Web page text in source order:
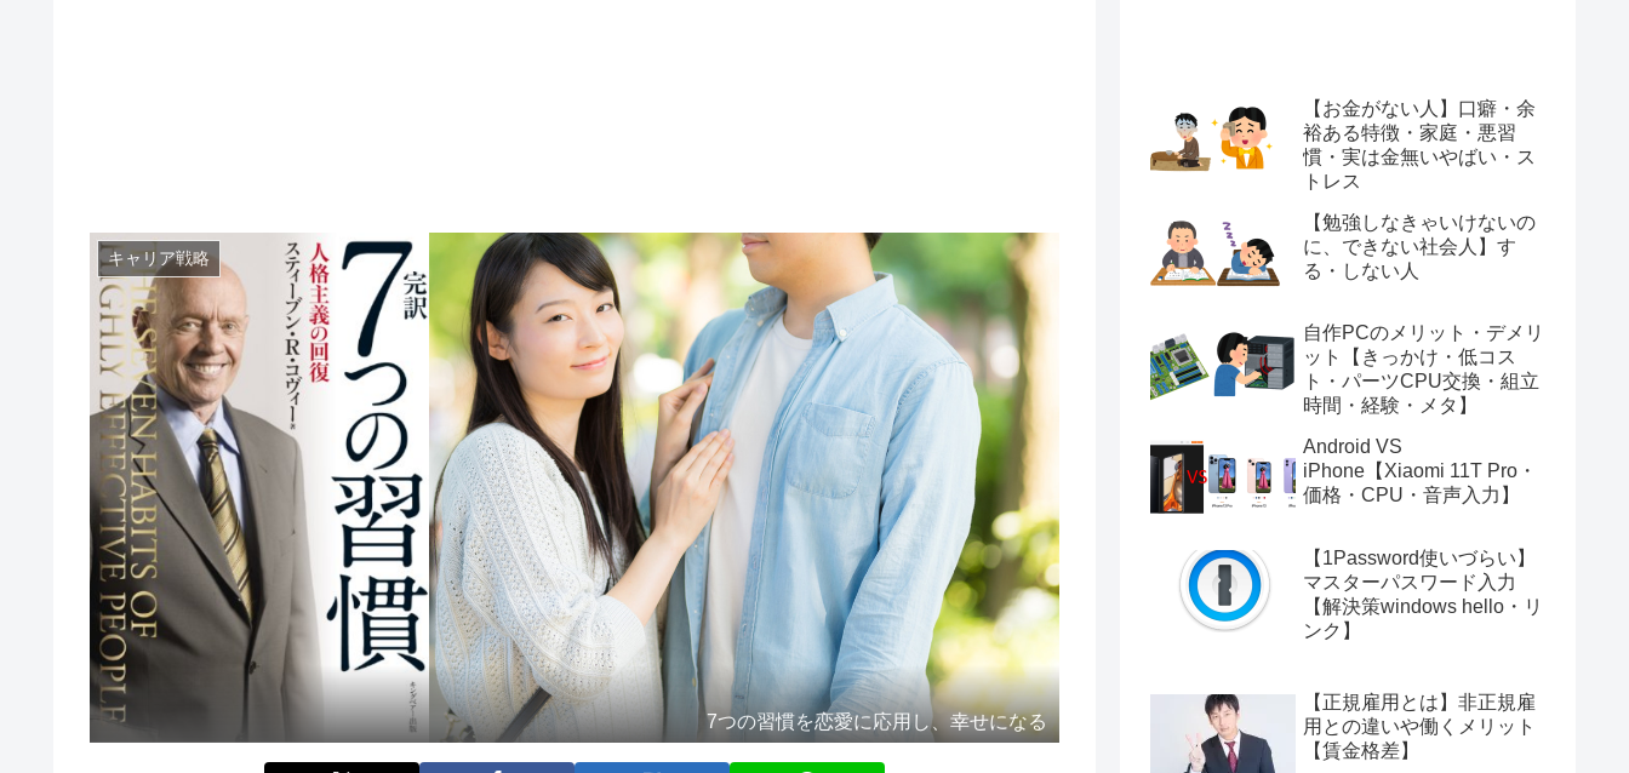
キャリア戦略
7つの習慣を恋愛に応用し、幸せになる
【お金がない人】口癖・余
裕ある特徴・家庭・悪習
慣・実は金無いやばい・ス
トレス
【勉強しなきゃいけないの
に、できない社会人】す
る・しない人
自作PCのメリット・デメリ
ット【きっかけ・低コス
ト・パーツCPU交換・組立
時間・経験・メタ】
Android VS
iPhone【Xiaomi 11T Pro・
価格・CPU・音声入力】
【1Password使いづらい】
マスターパスワード入力
【解決策windows hello・リ
ンク】
【正規雇用とは】非正規雇
用との違いや働くメリット
【賃金格差】